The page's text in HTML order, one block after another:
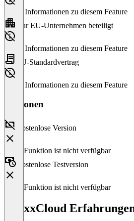
Keine Informationen zu diesem Feature
Nur EU-Unternehmen beteiligt
Keine Informationen zu diesem Feature
EU-Standardvertrag
Keine Informationen zu diesem Feature
Versionen
Kostenlose Version
Diese Funktion ist nicht verfügbar
Kostenlose Testversion
Diese Funktion ist nicht verfügbar
vBoxxCloud